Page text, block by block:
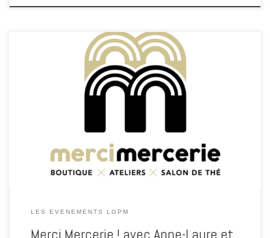
A l’occasion des Grands Petits Moments Pour Soi, les 9 et 10 octobre
2021, Anne-Laure et Julie ont proposé un atelier couture. Cette très
LES EVENEMENTS LGPM
Merci Mercerie ! avec Anne-Laure et